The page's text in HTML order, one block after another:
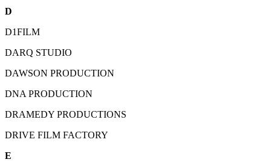
D
D1FILM
DARQ STUDIO
DAWSON PRODUCTION
DNA PRODUCTION
DRAMEDY PRODUCTIONS
DRIVE FILM FACTORY
E